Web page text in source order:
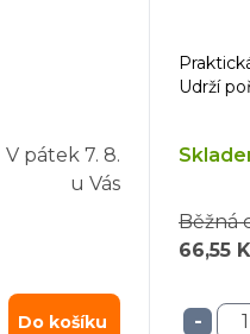
V pátek 7. 8.
u Vás
Do košíku
Udrží
Běžná
66,55
-